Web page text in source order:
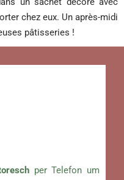
chez eux. Un après-midi
pâtisseries !
per Telefon um